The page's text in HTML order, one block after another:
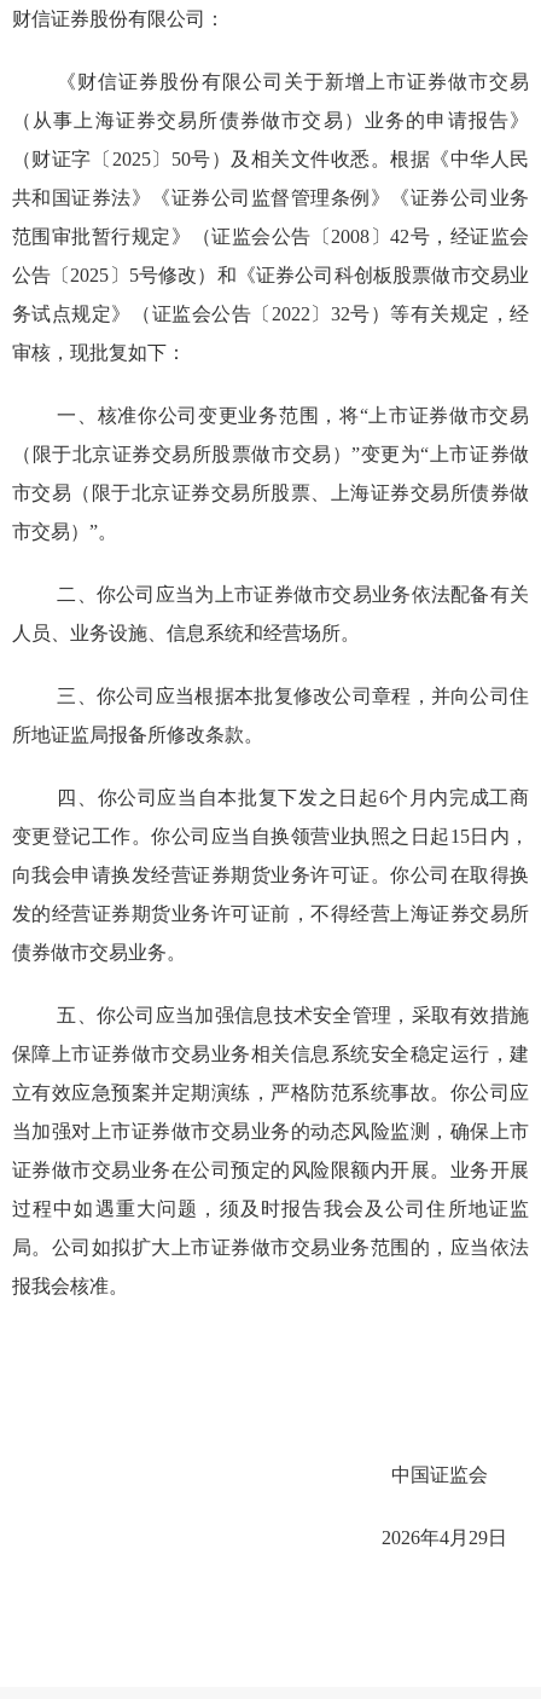
财信证券股份有限公司：
《财信证券股份有限公司关于新增上市证券做市交易
（ 从事上海证券交易所债券做市交易 ） 业务的申 请报告》
（财证字 〔 2025〕 50号） 及相关文件收悉。根据《中华人民
共和国证券法》《证券公司监督管理条例》《证券公司业务
范围审批暂行规定》
（证监会公告 〔2008 〕42号，经证监会
公告 〔2025 〕 5号修改） 和《证券公司 科创板股票做市交易业
务试点规定》
（证监会公告 〔 2022〕 32号）等有关规定，经
审核，现批复如下 ：
一、核准你公司变更业务范围，将“上市证券做市交易
（ 限于北京证券交易所股票做市交易 ）”变更为“上市证券做
市交易 （ 限于北京证券交易所股票、上海证券交易所债券做
市交易） ”。
二、你公司应当为上市证券做市交易业务依法配备有关
人员、业务设施、信息系统和经营场所。
三、你公司应当根据本批复修改公司章程，并向公司住
所地证监局报备所修改条款。
四、你公司应当自本批复下发之日起6个月内完成工商
变更登记工作。你公司应当自换领营业执照之日起15日内，
向我会申请换发经营证券期货业务许可证。你公司在取得换
发的经营证券期货业务许可证前，不得经营上海证券交易所
债券做市交易业务。
五、你公司应当加强信息技术安全管理，采取有效措施
保障上市证券做市交易业务相关信息系统安全稳定运行，建
立有效应急预案并定期演练，严格防范系统事故。你公司应
当加强对上市证券做市交易业务的动态风险监测，确保上市
证券做市交易业务在公司预定的风险限额内开展。业务开展
过程中如遇重大问题，须及时报告我会及公司住所地证监
局。公司如拟扩大上市证券做市交易业务范围的，应当依法
报我会核准。
中国证监会
2026年4月29日